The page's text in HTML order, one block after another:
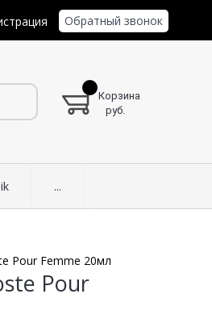
Обратный звонок
Корзина
руб.
...
Pour Femme 20мл
Pour